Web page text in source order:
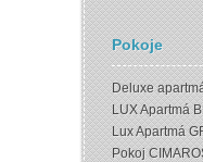
Pokoje
Deluxe
LUX Apartmá
Lux Apartmá
Pokoj